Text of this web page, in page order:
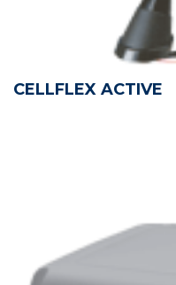
CELLFLEX ACTIVE